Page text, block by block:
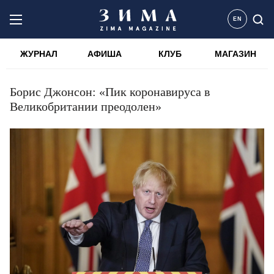
EN
ЖУРНАЛ АФИША КЛУБ МАГАЗИН
Борис Джонсон: «Пик коронавируса в
Великобритании преодолен»